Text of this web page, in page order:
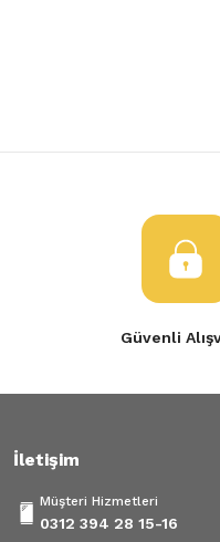
Güvenli
İletişim
Müşteri Hizmetleri
0312 394 28 15-16